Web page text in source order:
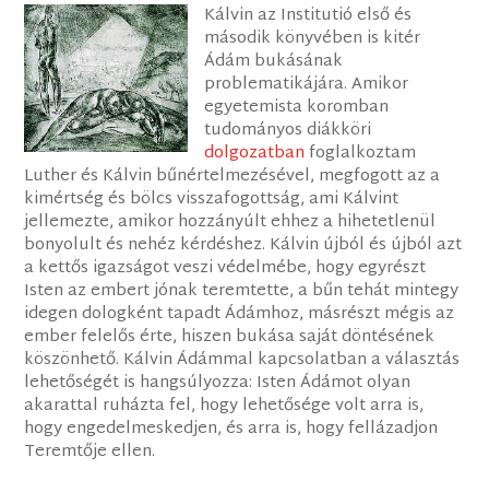
Kálvin az Institutió első és
második könyvében is kitér
Ádám bukásának
problematikájára. Amikor
egyetemista koromban
tudományos diákköri
dolgozatbanfoglalkoztam
Luther és Kálvin bűnértelmezésével, megfogott az a
kimértség és bölcs visszafogottság, ami Kálvint
jellemezte, amikor hozzányúlt ehhez a hihetetlenül
bonyolult és nehéz kérdéshez. Kálvin újból és újból azt
a kettős igazságot veszi védelmébe, hogy egyrészt
Isten az embert jónak teremtette, a bűn tehát mintegy
idegen dologként tapadt Ádámhoz, másrészt mégis az
ember felelős érte, hiszen bukása saját döntésének
köszönhető. Kálvin Ádámmal kapcsolatban a választás
lehetőségét is hangsúlyozza: Isten Ádámot olyan
akarattal ruházta fel, hogy lehetősége volt arra is,
hogy engedelmeskedjen, és arra is, hogy fellázadjon
Teremtője ellen.